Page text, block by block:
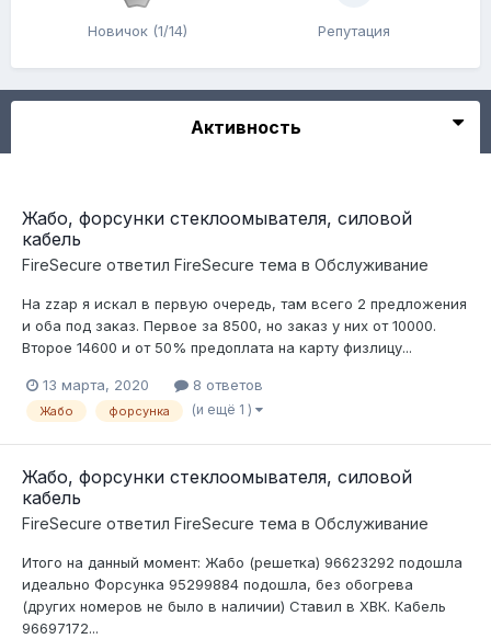
Новичок (1/14) Репутация
Активность
Жабо, форсунки стеклоомывателя, силовой
кабель
FireSecure ответил FireSecure тема в Обслуживание
На zzap я искал в первую очередь, там всего 2 предложения
и оба под заказ. Первое за 8500, но заказ у них от 10000.
Второе 14600 и от 50% предоплата на карту физлицу...
13 марта, 2020 8 ответов
Жабо форсунка (и ещё 1 )
Жабо, форсунки стеклоомывателя, силовой
кабель
FireSecure ответил FireSecure тема в Обслуживание
Итого на данный момент: Жабо (решетка) 96623292 подошла
идеально Форсунка 95299884 подошла, без обогрева
(других номеров не было в наличии) Ставил в ХВК. Кабель
96697172...